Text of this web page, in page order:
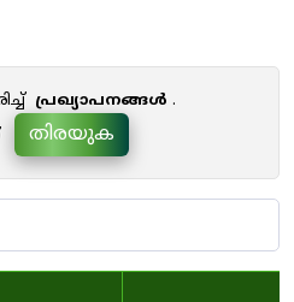
പ്രഖ്യാപനങ്ങൾ .
തിരയുക